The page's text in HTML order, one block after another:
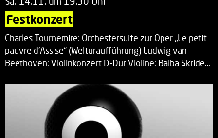
Festkonzert
Charles Tournemire: Orchestersuite zur Oper „Le petit
pauvre d’Assise“ (Welturaufführung) Ludwig van
Beethoven: Violinkonzert D-Dur Violine: Baiba Skride…